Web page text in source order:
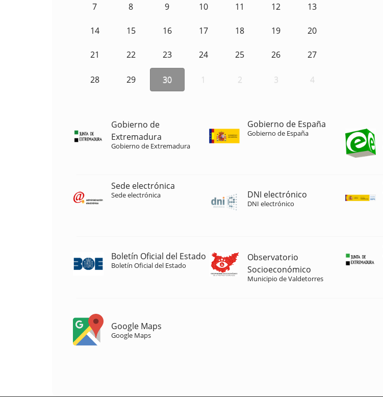
7 8 9 10 11 12 13
14 15 16 17 18 19 20
21 22 23 24 25 26 27
28 29 30 1 2 3 4
Gobierno de
Extremadura
Gobierno de Extremadura
Gobierno de España
Gobierno de España
Sede electrónica
Sede electrónica DNI electrónico
DNI electrónico
Boletín Oficial del Estado
Boletín Oficial del Estado
Observatorio
Socioeconómico
Municipio de Valdetorres
Google Maps
Google Maps